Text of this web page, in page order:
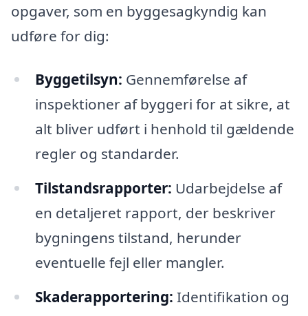
opgaver, som en byggesagkyndig kan
udføre for dig:
Byggetilsyn: Gennemførelse af
inspektioner af byggeri for at sikre, at
alt bliver udført i henhold til gældende
regler og standarder.
Tilstandsrapporter: Udarbejdelse af
en detaljeret rapport, der beskriver
bygningens tilstand, herunder
eventuelle fejl eller mangler.
Skaderapportering: Identifikation og